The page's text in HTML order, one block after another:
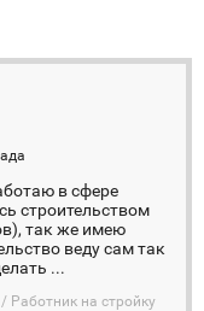
в сфере
строительством
так же имею
веду сам так
...
Работник на стройку